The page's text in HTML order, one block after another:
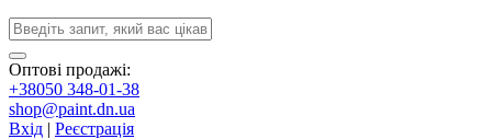
Оптові продажі:
+38050 348-01-38
shop@paint.dn.ua
Вхід | Реєстрація